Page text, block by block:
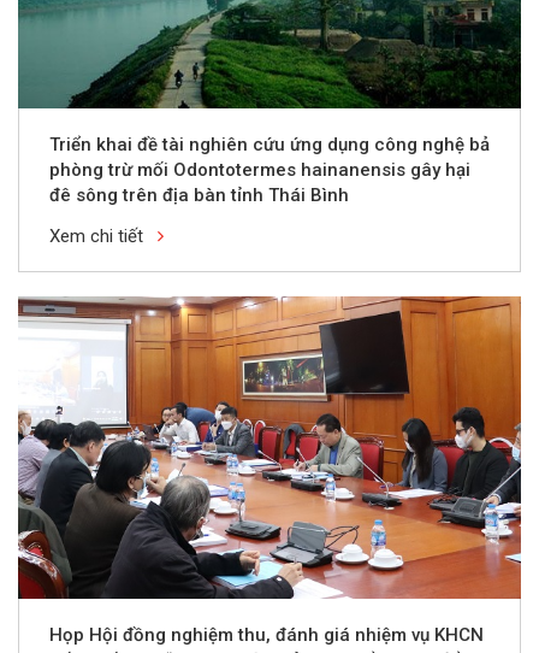
Triển khai đề tài nghiên cứu ứng dụng công nghệ bả
phòng trừ mối Odontotermes hainanensis gây hại
đê sông trên địa bàn tỉnh Thái Bình
Xem chi tiết
Họp Hội đồng nghiệm thu, đánh giá nhiệm vụ KHCN